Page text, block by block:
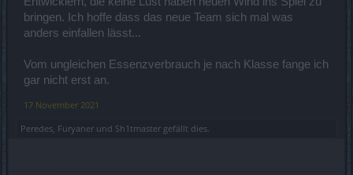
bringen. Ich hoffe dass das neue Team sich mal was
anders einfallen lässt...
Vom ungleichen Essenzverbrauch je nach Klasse fange ich
gar nicht erst an.
17 November 2021
Peredes, Furyaner und Sh1tmaster gefällt dies.